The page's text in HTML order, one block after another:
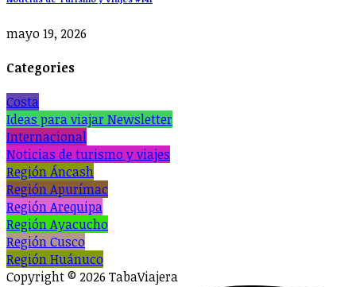
mayo 19, 2026
Categories
Costa
Ideas para viajar Newsletter
Internacional
Noticias de turismo y viajes
Región Áncash
Región Apurímac
Región Arequipa
Región Ayacucho
Región Cusco
Región Huánuco
Copyright © 2026 TabaViajera